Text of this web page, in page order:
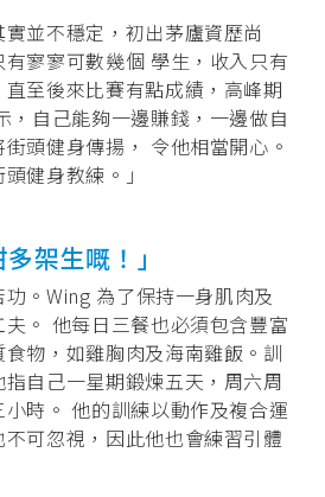
並不穩定，初出茅廬資歷尚
寥寥可數幾個 學生，收入只有
至後來比賽有點成績，高峰期
，自己能夠一邊賺錢，一邊做自
頭健身傳揚， 令他相當開心。
健身教練。」
架生嘅！」
。Wing 為了保持一身肌肉及
。 他每日三餐也必須包含豐富
物，如雞胸肉及海南雞飯。訓
自己一星期鍛煉五天，周六周
時。 他的訓練以動作及複合運
可忽視，因此他也會練習引體